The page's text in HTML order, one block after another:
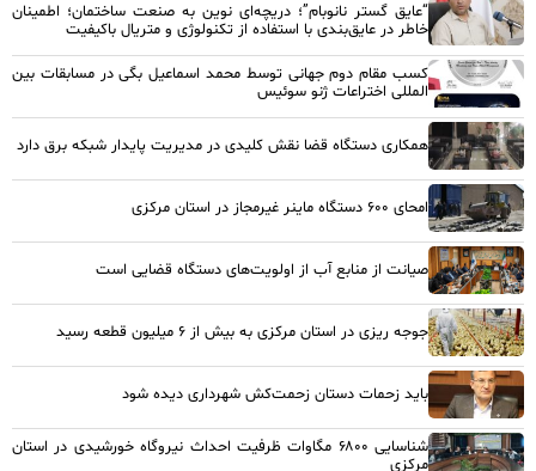
“عایق گستر نانوبام”؛ دریچه‌ای نوین به صنعت ساختمان؛ اطمینان
خاطر در عایق‌بندی با استفاده از تکنولوژی و متریال باکیفیت
کسب مقام دوم جهانی توسط محمد اسماعیل بگی در مسابقات بین
المللی اختراعات ژنو سوئیس
همکاری دستگاه قضا نقش کلیدی در مدیریت پایدار شبکه برق دارد
امحای ۶۰۰ دستگاه ماینر غیرمجاز در استان مرکزی
صیانت از منابع آب از اولویت‌های دستگاه قضایی است
جوجه ریزی در استان مرکزی به بیش از ۶ میلیون قطعه رسید
باید زحمات دستان زحمت‌کش شهرداری دیده شود
شناسایی ۶۸۰۰ مگاوات ظرفیت احداث نیروگاه خورشیدی در استان
مرکزی